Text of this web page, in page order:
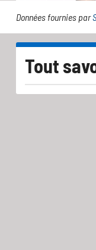
Données fournies par
Tout